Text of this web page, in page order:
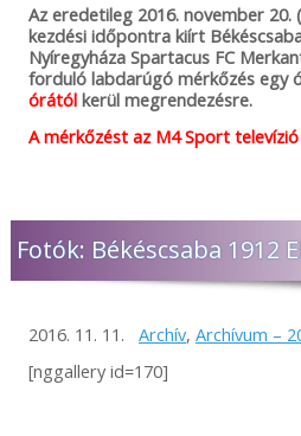
Az eredetileg 2016. november 20.
kezdési időpontra kiírt
Nyíregyháza Spartacus FC
forduló labdarúgó mérkőzés egy
órátólkerül megrendezésre.
A mérkőzést az M4 Sport
Fotók: Békéscsaba 1912
2016. 11. 11. Archív, Archívum –
[nggallery id=170]